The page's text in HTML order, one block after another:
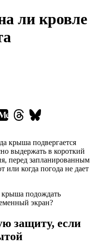
ли кровле
крыша подвергается
выдержать в короткий
перед запланированным
или когда погода не дает
подождать
экран?
защиту, если